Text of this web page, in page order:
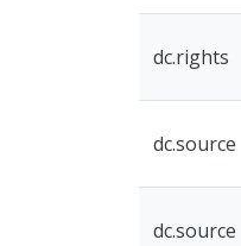
dc.rights
dc.source
dc.source